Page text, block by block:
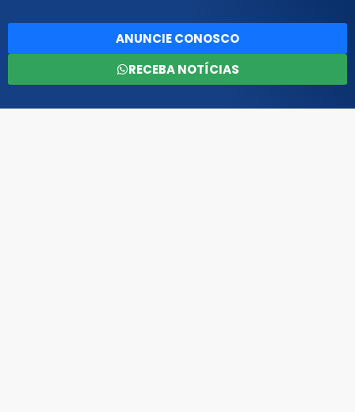
ANUNCIE CONOSCO
RECEBA NOTÍCIAS